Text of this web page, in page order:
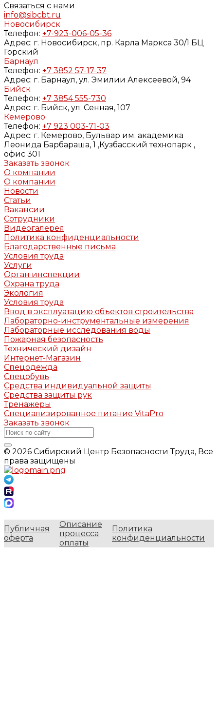
Связаться с нами
info@sibcbt.ru
Новосибирск
Телефон: +7-923-006-05-36
Адрес: г. Новосибирск, пр. Карла Маркса 30/1 БЦ
Горский
Барнаул
Телефон: +7 3852 57-17-37
Адрес: г. Барнаул, ул. Эмилии Алексеевой, 94
Бийск
Телефон: +7 3854 555-730
Адрес: г. Бийск, ул. Сенная, 107
Кемерово
Телефон: +7 923 003-71-03
Адрес: г. Кемерово, Бульвар им. академика
Леонида Барбараша, 1 ,Кузбасский технопарк ,
офис 301
Заказать звонок
О компании
О компании
Новости
Статьи
Вакансии
Сотрудники
Видеогалерея
Политика конфиденциальности
Благодарственные письма
Условия труда
Услуги
Орган инспекции
Охрана труда
Экология
Условия труда
Ввод в эксплуатацию объектов строительства
Лабораторно-инструментальные измерения
Лабораторные исследования воды
Пожарная безопасность
Технический дизайн
Интернет-Магазин
Спецодежда
Спецобувь
Средства индивидуальной защиты
Средства защиты рук
Тренажеры
Специализированное питание VitaPro
Заказать звонок
© 2026 Сибирский Центр Безопасности Труда, Все
права защищены
Публичная
оферта
Описание
процесса
оплаты
Политика
конфиденциальности